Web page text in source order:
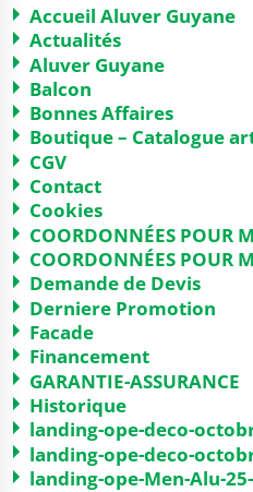
Accueil Aluver Guyane
Actualités
Aluver Guyane
Balcon
Bonnes Affaires
Boutique – Catalogue
CGV
Contact
Cookies
COORDONNÉES POUR
COORDONNÉES POUR
Demande de Devis
Derniere Promotion
Facade
Financement
GARANTIE-ASSURANCE
Historique
landing-ope-deco-
landing-ope-deco-
landing-ope-Men-Alu-